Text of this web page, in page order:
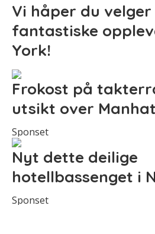
Vi håper du
fantastiske
York!
Frokost på
utsikt over
Sponset
Nyt dette deilige
hotellbassenget i
Sponset